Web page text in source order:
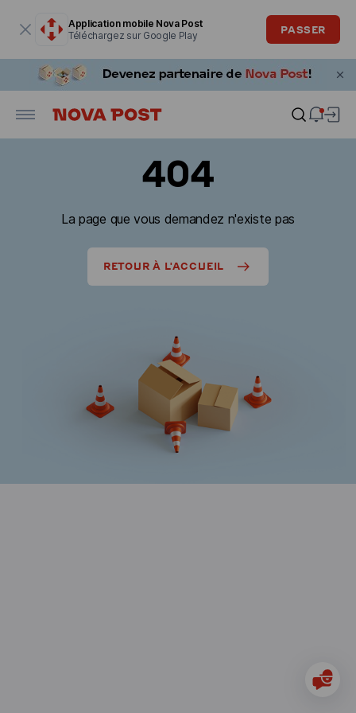
Application mobile Nova Post
Téléchargez sur Google Play
PASSER
404
La page que vous demandez n'existe pas
RETOUR À L'ACCUEIL